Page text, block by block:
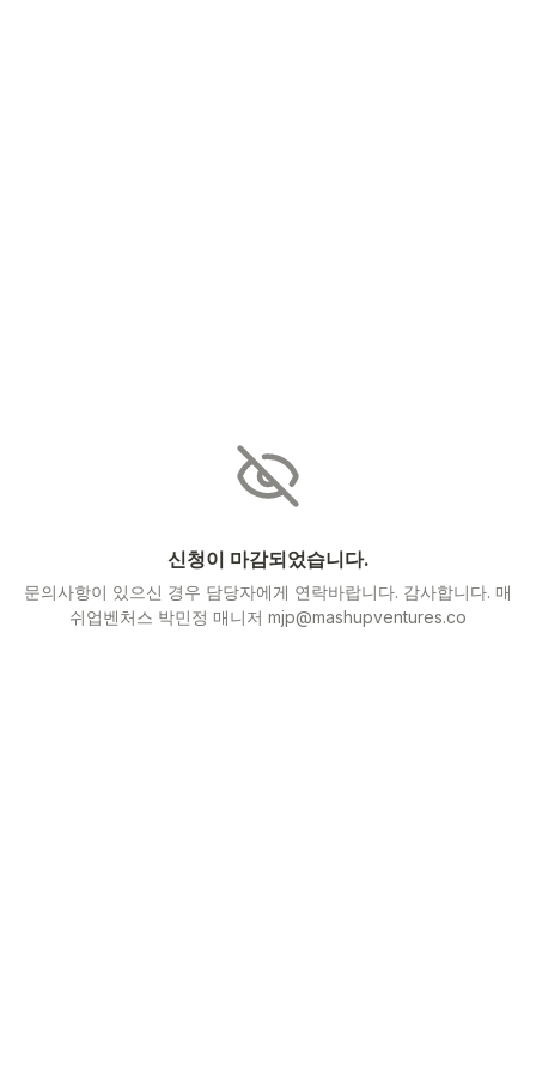
신청이 마감되었습니다.
문의사항이 있으신 경우 담당자에게 연락바랍니다. 감사합니다. 매
쉬업벤처스 박민정 매니저 mjp@mashupventures.co